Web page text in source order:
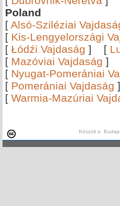
Poland
[ Alsó-Sziléziai
[ Kis-Lengyelországi
[ Łódźi Vajdaság ] [
[ Mazóviai Vajdaság ]
[ Nyugat-Pomerániai
[ Pomerániai Vajdaság
[ Warmia-Mazúriai
Készült a